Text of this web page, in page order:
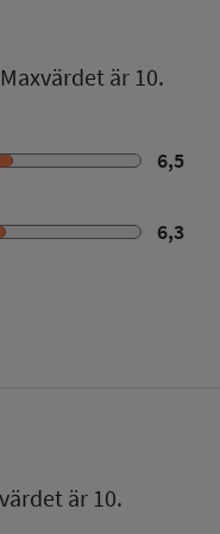
är 10.
6,5
6,3
är 10.